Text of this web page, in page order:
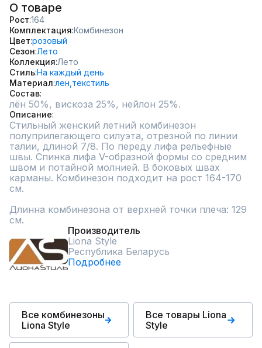
О товаре
Рост 164
Комплектация Комбинезон
Цвет розовый
Сезон Лето
Коллекция Лето
СтильНа каждый день
Материал лен, текстиль
Состав
лён 50%, вискоза 25%, нейлон 25%.
Описание
Стильный женский летний комбинезон
полуприлегающего силуэта, отрезной по линии
талии, длиной 7/8. По переду лифа рельефные
швы. Спинка лифа V-образной формы со средним
швом и потайной молнией. В боковых швах
карманы. Комбинезон подходит на рост 164-170
см.
Длинна комбинезона от верхней точки плеча: 129
см.
Производитель
Liona Style
Республика Беларусь
Подробнее
Все комбинезоны
Liona Style
Все товары Liona
Style